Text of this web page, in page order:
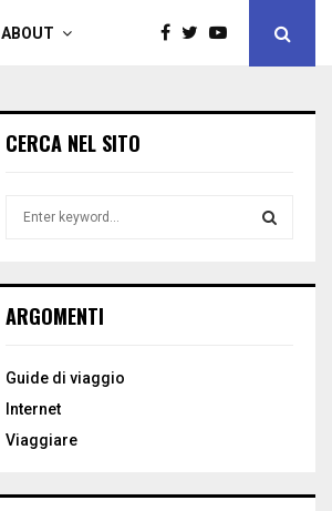
ABOUT
CERCA NEL SITO
h
o
:
ARGOMENTI
Guide di viaggio
Internet
Viaggiare